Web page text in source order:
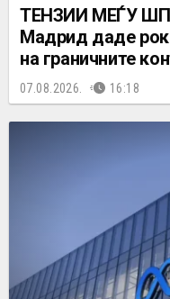
ТЕНЗИИ МЕЃУ
Мадрид даде
на граничните
07.08.2026. 16:18